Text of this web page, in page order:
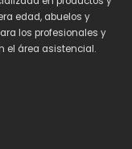
edad, abuelos y
los profesionales y
el área asistencial.